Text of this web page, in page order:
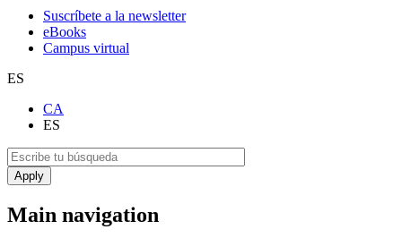
Suscríbete a la newsletter
eBooks
Campus virtual
ES
CA
ES
Main navigation